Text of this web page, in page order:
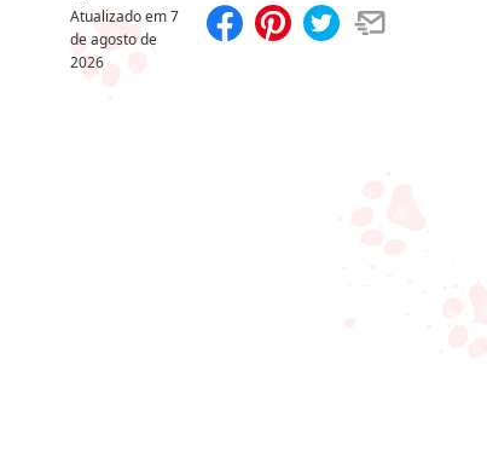
Atualizado em7
de agosto de
2026